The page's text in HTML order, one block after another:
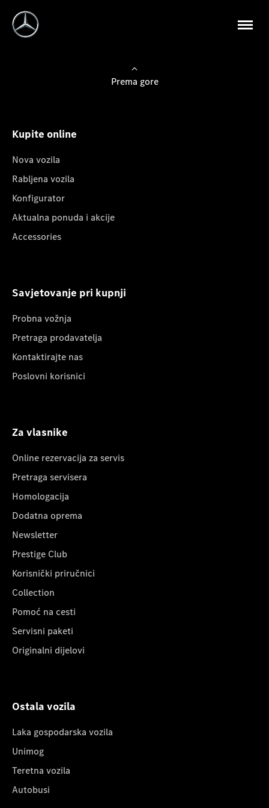
Prema gore
Kupite online
Nova vozila
Rabljena vozila
Konfigurator
Aktualna ponuda i akcije
Accessories
Savjetovanje pri kupnji
Probna vožnja
Pretraga prodavatelja
Kontaktirajte nas
Poslovni korisnici
Za vlasnike
Online rezervacija za servis
Pretraga servisera
Homologacija
Dodatna oprema
Newsletter
Prestige Club
Korisnički priručnici
Collection
Pomoć na cesti
Servisni paketi
Originalni dijelovi
Ostala vozila
Laka gospodarska vozila
Unimog
Teretna vozila
Autobusi